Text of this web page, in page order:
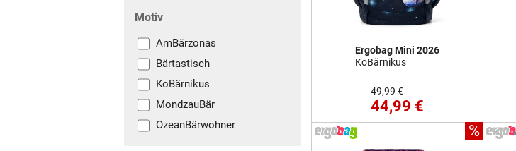
Motiv
AmBärzonas
Bärtastisch
KoBärnikus
MondzauBär
OzeanBärwohner
Ergobag Mini 2026
KoBärnikus
49,99 €
44,99 €
%